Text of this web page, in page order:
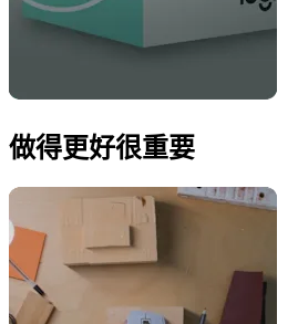
做得更好很重要